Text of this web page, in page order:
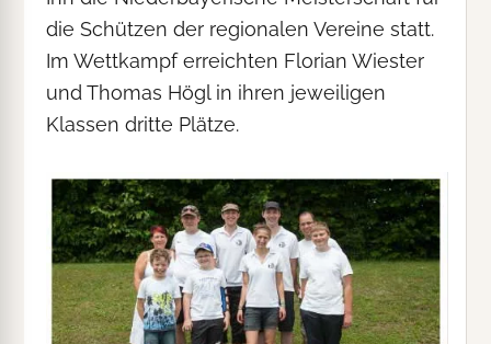
die Schützen der regionalen Vereine statt.
Im Wettkampf erreichten Florian Wiester
und Thomas Högl in ihren jeweiligen
Klassen dritte Plätze.